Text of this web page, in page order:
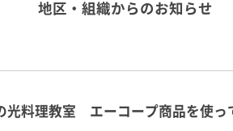
地区・組織からのお知らせ
光料理教室 エーコープ商品を使っ